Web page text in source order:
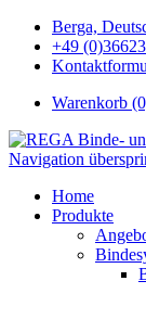
Berga,
+49
Warenkorb
Navigation
Home
Produkte